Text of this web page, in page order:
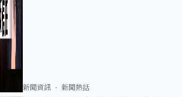
新聞資訊 新聞熱話